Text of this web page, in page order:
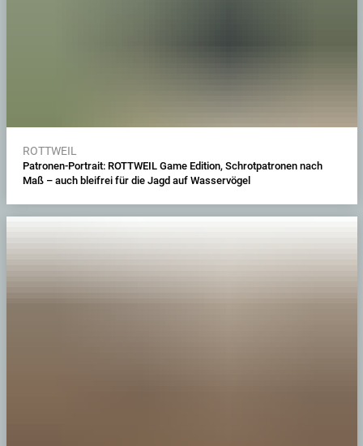
ROTTWEIL
Patronen-Portrait: ROTTWEIL Game Edition, Schrotpatronen nach
Maß – auch bleifrei für die Jagd auf Wasservögel